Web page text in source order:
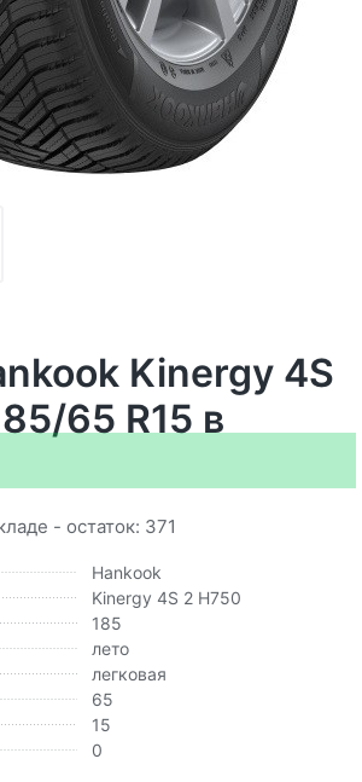
Kinergy 4S
65 R15 в
- остаток: 371
Hankook
Kinergy 4S 2 H750
185
лето
легковая
65
15
0